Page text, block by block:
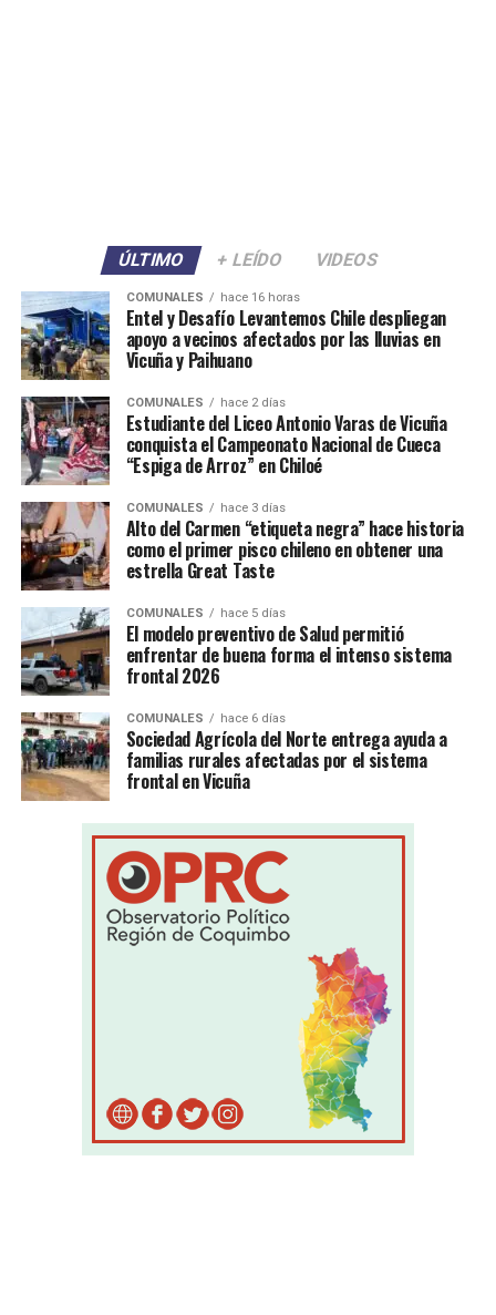
ÚLTIMO + LEÍDO VIDEOS
COMUNALES hace 16 horas
Entel y Desafío Levantemos Chile despliegan
apoyo a vecinos afectados por las lluvias en
Vicuña y Paihuano
COMUNALES hace 2 días
Estudiante del Liceo Antonio Varas de Vicuña
conquista el Campeonato Nacional de Cueca
“Espiga de Arroz” en Chiloé
COMUNALES hace 3 días
Alto del Carmen “etiqueta negra” hace historia
como el primer pisco chileno en obtener una
estrella Great Taste
COMUNALES hace 5 días
El modelo preventivo de Salud permitió
enfrentar de buena forma el intenso sistema
frontal 2026
COMUNALES hace 6 días
Sociedad Agrícola del Norte entrega ayuda a
familias rurales afectadas por el sistema
frontal en Vicuña